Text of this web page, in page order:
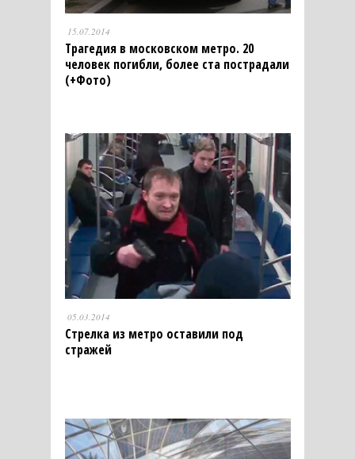
15.07.2014
Трагедия в московском метро. 20
человек погибли, более ста пострадали
(+Фото)
05.03.2014
Стрелка из метро оставили под
стражей